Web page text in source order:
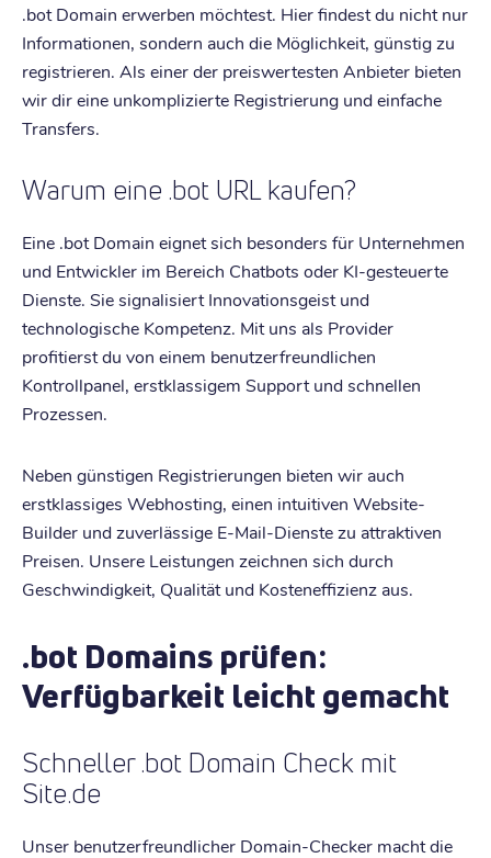
.bot Domain erwerben möchtest. Hier findest du nicht nur
Informationen, sondern auch die Möglichkeit, günstig zu
registrieren. Als einer der preiswertesten Anbieter bieten
wir dir eine unkomplizierte Registrierung und einfache
Transfers.
Warum eine .bot URL kaufen?
Eine .bot Domain eignet sich besonders für Unternehmen
und Entwickler im Bereich Chatbots oder KI-gesteuerte
Dienste. Sie signalisiert Innovationsgeist und
technologische Kompetenz. Mit uns als Provider
profitierst du von einem benutzerfreundlichen
Kontrollpanel, erstklassigem Support und schnellen
Prozessen.
Neben günstigen Registrierungen bieten wir auch
erstklassiges Webhosting, einen intuitiven Website-
Builder und zuverlässige E-Mail-Dienste zu attraktiven
Preisen. Unsere Leistungen zeichnen sich durch
Geschwindigkeit, Qualität und Kosteneffizienz aus.
.bot Domains prüfen:
Verfügbarkeit leicht gemacht
Schneller .bot Domain Check mit
Site.de
Unser benutzerfreundlicher Domain-Checker macht die